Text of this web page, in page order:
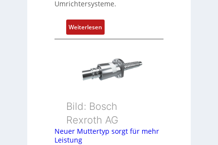
P
o
s
i
o
m
s
Umrichtersysteme.
Weiterlesen:
D
h
g
e
k
Bild: Bosch
Rexroth AG
Neuer Muttertyp sorgt für mehr
Leistung